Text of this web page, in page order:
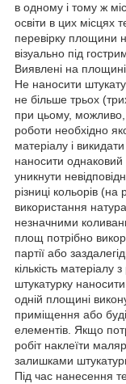
в одному і тому ж
освіти в цих місцях
перевірку площини
візуально під
Виявлені на
Не наносити
не більше трьох
при цьому, можливо,
роботи необхідно
матеріалу і
наносити однаковий
уникнути
різниці кольорів (на
використання
незначними
площ потрібно
партії або
кількість матеріалу
штукатурку
одній площині
приміщення або
елементів. Якщо
робіт наклеїти
залишками
Під час нанесення